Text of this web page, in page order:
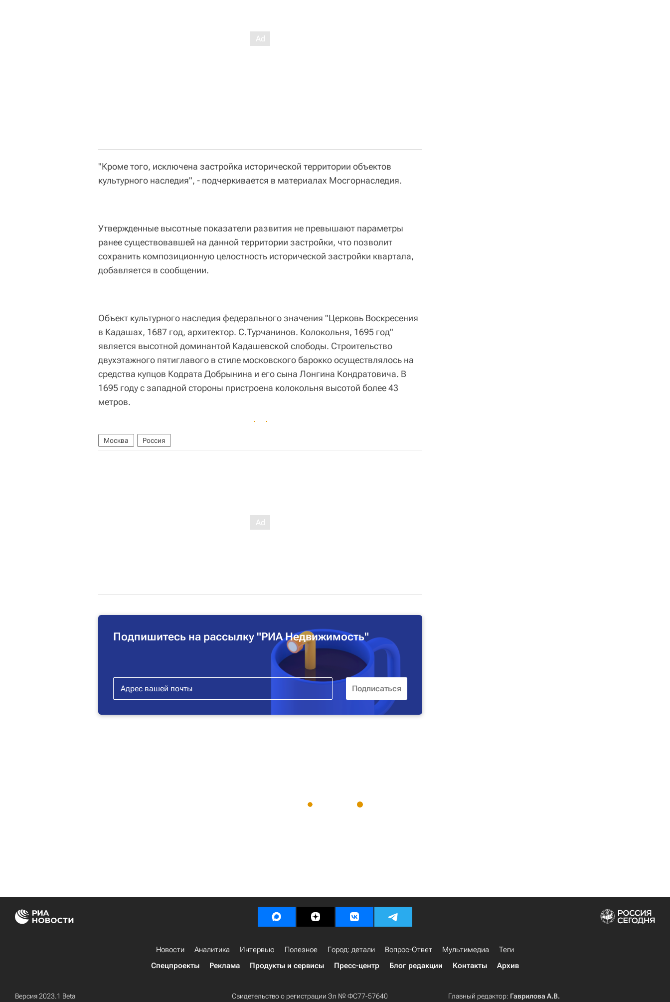
"Кроме того, исключена застройка исторической территории объектов
культурного наследия", - подчеркивается в материалах Мосгорнаследия.
Утвержденные высотные показатели развития не превышают параметры
ранее существовавшей на данной территории застройки, что позволит
сохранить композиционную целостность исторической застройки квартала,
добавляется в сообщении.
Объект культурного наследия федерального значения "Церковь Воскресения
в Кадашах, 1687 год, архитектор. С.Турчанинов. Колокольня, 1695 год"
является высотной доминантой Кадашевской слободы. Строительство
двухэтажного пятиглавого в стиле московского барокко осуществлялось на
средства купцов Кодрата Добрынина и его сына Лонгина Кондратовича. В
1695 году с западной стороны пристроена колокольня высотой более 43
метров.
Москва Россия
Подпишитесь на рассылку "РИА Недвижимость"
Новости Аналитика Интервью Полезное Город: детали Вопрос-Ответ Мультимедиа
Теги
Спецпроекты
Реклама Продукты и сервисы Пресс-центр Блог редакции Контакты Архив
Версия 2023.1 Beta Свидетельство о регистрации Эл № ФС77-57640 Главный редактор: Гаврилова А.В.